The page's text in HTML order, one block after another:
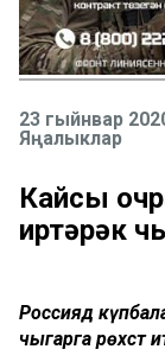
23 гыйнвар
Яңалыклар
Кайсы
иртәрәк
Россиядә
чыгарга рөхсәт